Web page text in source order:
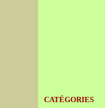
CATÉGORIES